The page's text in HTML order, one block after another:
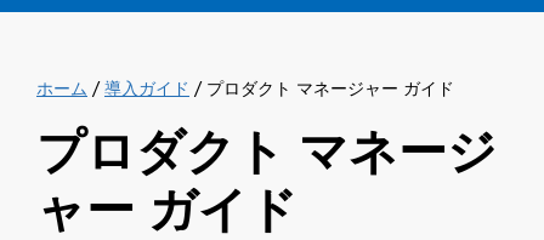
ホーム /導入ガイド / プロダクト マネージャー ガイド
プロダクト マネージ
ャー ガイド